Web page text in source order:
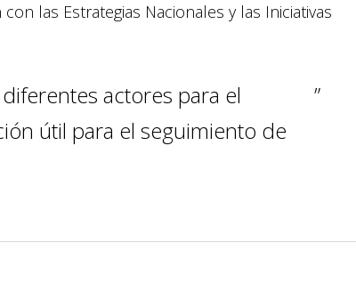
las Estrategias Nacionales y las Iniciativas
actores para el
útil para el seguimiento de